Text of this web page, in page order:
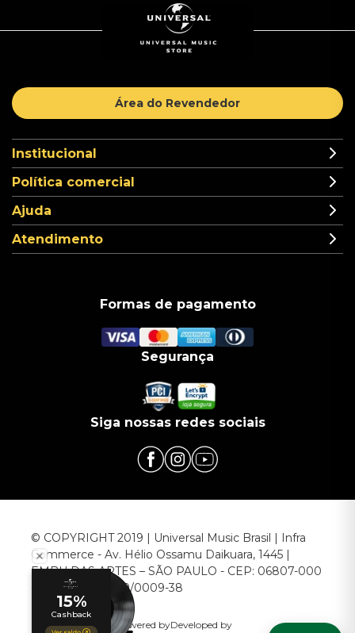
Área do Revendedor
Institucional
Política comercial
Ajuda
Atendimento
Formas de pagamento
Segurança
Siga nossas redes sociais
© COPYRIGHT 2019 | Universal Music Brasil | Infra
Commerce - Av. Hélio Ossamu Daikuara, 1445 |
EMBU DAS ARTES – SÃO PAULO - CEP: 06807-000
CNPJ: 00.952.789/0009-38
Powered byDeveloped by